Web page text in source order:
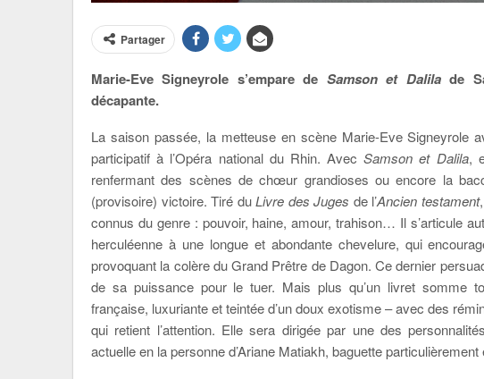
Partager
Marie-Eve Signeyrole s’empare de Samson et Dalilade
décapante.
La saison passée, la metteuse en scène Marie-Eve Signeyrole
participatif à l’Opéra national du Rhin. AvecSamson et Dalila,
renfermant des scènes de chœur grandioses ou encore la
(provisoire) victoire. Tiré duLivre des Juges de l’Ancien testament
connus du genre : pouvoir, haine, amour, trahison… Il s’articule
herculéenne à une longue et abondante chevelure, qui
provoquant la colère du Grand Prêtre de Dagon. Ce dernier
de sa puissance pour le tuer. Mais plus qu’un livret somme
française, luxuriante et teintée d’un doux exotisme – avec des
qui retient l’attention. Elle sera dirigée par une des
actuelle en la personne d’Ariane Matiakh, baguette